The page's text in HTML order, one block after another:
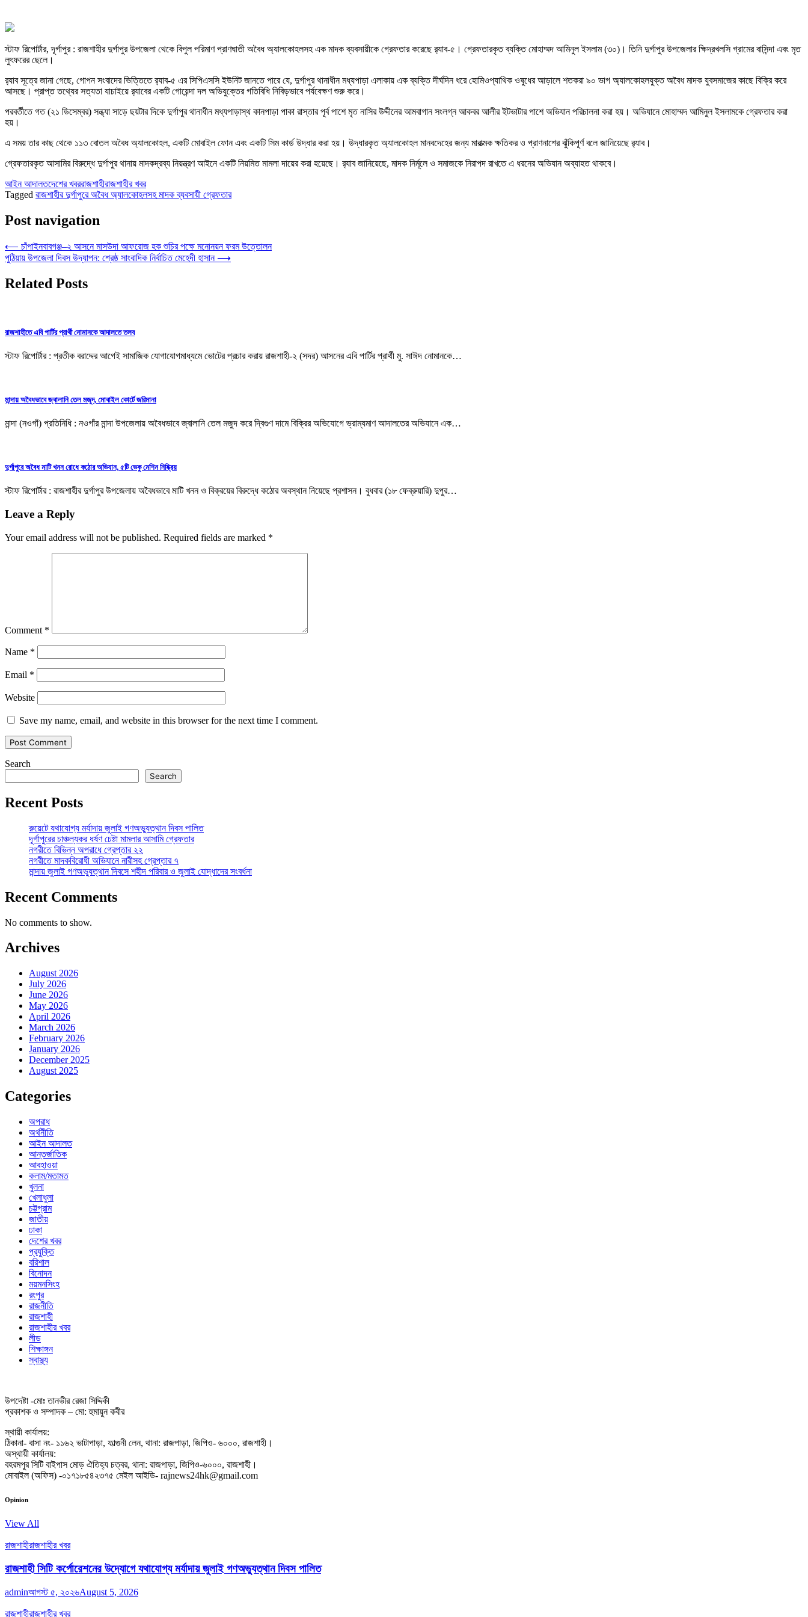
স্টাফ রিপোর্টার, দূর্গাপুর : রাজশাহীর দুর্গাপুর উপজেলা থেকে বিপুল পরিমাণ প্রাণঘাতী অবৈধ অ্যালকোহলসহ এক মাদক ব্যবসায়ীকে গ্রেফতার করেছে র‍্যাব-৫। গ্রেফতারকৃত ব্যক্তি মোহাম্মদ আমিনুল ইসলাম (৩০)। তিনি দুর্গাপুর উপজেলার ক্ষিদ্রখলসি গ্রামের বাসিন্দা এবং মৃত
লুৎফরের ছেলে।
র‍্যাব সূত্রে জানা গেছে, গোপন সংবাদের ভিত্তিতে র‍্যাব-৫ এর সিপিএসসি ইউনিট জানতে পারে যে, দুর্গাপুর থানাধীন মধ্যপাড়া এলাকায় এক ব্যক্তি দীর্ঘদিন ধরে হোমিওপ্যাথিক ওষুধের আড়ালে শতকরা ৯০ ভাগ অ্যালকোহলযুক্ত অবৈধ মাদক যুবসমাজের কাছে বিক্রি করে
আসছে। প্রাপ্ত তথ্যের সত্যতা যাচাইয়ে র‍্যাবের একটি গোয়েন্দা দল অভিযুক্তের গতিবিধি নিবিড়ভাবে পর্যবেক্ষণ শুরু করে।
পরবর্তীতে গত (২১ ডিসেম্বর) সন্ধ্যা সাড়ে ছয়টার দিকে দুর্গাপুর থানাধীন মধ্যপাড়াস্থ কানপাড়া পাকা রাস্তার পূর্ব পাশে মৃত নাসির উদ্দীনের আমবাগান সংলগ্ন আকবর আলীর ইটভাটার পাশে অভিযান পরিচালনা করা হয়। অভিযানে মোহাম্মদ আমিনুল ইসলামকে গ্রেফতার করা
হয়।
এ সময় তার কাছ থেকে ১১৩ বোতল অবৈধ অ্যালকোহল, একটি মোবাইল ফোন এবং একটি সিম কার্ড উদ্ধার করা হয়। উদ্ধারকৃত অ্যালকোহল মানবদেহের জন্য মারাত্মক ক্ষতিকর ও প্রাণনাশের ঝুঁকিপূর্ণ বলে জানিয়েছে র‍্যাব।
গ্রেফতারকৃত আসামির বিরুদ্ধে দুর্গাপুর থানায় মাদকদ্রব্য নিয়ন্ত্রণ আইনে একটি নিয়মিত মামলা দায়ের করা হয়েছে। র‍্যাব জানিয়েছে, মাদক নির্মূলে ও সমাজকে নিরাপদ রাখতে এ ধরনের অভিযান অব্যাহত থাকবে।
আইন আদালতদেশের খবররাজশাহীরাজশাহীর খবর
Tagged রাজশাহীর দুর্গাপুরে অবৈধ অ্যালকোহলসহ মাদক ব্যবসায়ী গ্রেফতার
Post navigation
⟵ চাঁপাইনবাবগঞ্জ–২ আসনে মাসউদা আফরোজ হক শুচির পক্ষে মনোনয়ন ফরম উত্তোলন
পুঠিয়ায় উপজেলা দিবস উদ্যাপন: শ্রেষ্ঠ সাংবাদিক নির্বাচিত মেহেদী হাসান ⟶
Related Posts
রাজশাহীতে এবি পার্টির প্রার্থী নোমানকে আদালতে তলব
স্টাফ রিপোর্টার : প্রতীক বরাদ্দের আগেই সামাজিক যোগাযোগমাধ্যমে ভোটের প্রচার করায় রাজশাহী-২ (সদর) আসনের এবি পার্টির প্রার্থী মু. সাঈদ নোমানকে…
মান্দায় অবৈধভাবে জ্বালানি তেল মজুদ, মোবাইল কোর্টে জরিমানা
মান্দা (নওগাঁ) প্রতিনিধি : নওগাঁর মান্দা উপজেলায় অবৈধভাবে জ্বালানি তেল মজুদ করে দ্বিগুণ দামে বিক্রির অভিযোগে ভ্রাম্যমাণ আদালতের অভিযানে এক…
দুর্গাপুরে অবৈধ মাটি খনন রোধে কঠোর অভিযান, ৫টি ভেকু মেশিন নিষ্ক্রিয়
স্টাফ রিপোর্টার : রাজশাহীর দুর্গাপুর উপজেলায় অবৈধভাবে মাটি খনন ও বিক্রয়ের বিরুদ্ধে কঠোর অবস্থান নিয়েছে প্রশাসন। বুধবার (১৮ ফেব্রুয়ারি) দুপুর…
Leave a Reply
Your email address will not be published. Required fields are marked *
Comment *
Name *
Email *
Website
Save my name, email, and website in this browser for the next time I comment.
Search
Search
Recent Posts
রুয়েটে যথাযোগ্য মর্যাদায় জুলাই গণঅভ্যুত্থান দিবস পালিত
দূর্গাপুরের চাঞ্চল্যকর ধর্ষণ চেষ্টা মামলার আসামি গ্রেফতার
নগরীতে বিভিন্ন অপরাধে গ্রেপ্তার ২২
নগরীতে মাদকবিরোধী অভিযানে নারীসহ গ্রেপ্তার ৭
মান্দায় জুলাই গণঅভ্যুত্থান দিবসে শহীদ পরিবার ও জুলাই যোদ্ধাদের সংবর্ধনা
Recent Comments
No comments to show.
Archives
August 2026
July 2026
June 2026
May 2026
April 2026
March 2026
February 2026
January 2026
December 2025
August 2025
Categories
অপরাধ
অর্থনীতি
আইন আদালত
আন্তর্জাতিক
আবহাওয়া
কলাম/মতামত
খুলনা
খেলাধুলা
চট্টগ্রাম
জাতীয়
ঢাকা
দেশের খবর
প্রযুক্তি
বরিশাল
বিনোদন
ময়মনসিংহ
রংপুর
রাজনীতি
রাজশাহী
রাজশাহীর খবর
লীড
শিক্ষাঙ্গন
স্বাস্থ্য
উপদেষ্টা -মোঃ তানভীর রেজা সিদ্দিকী
প্রকাশক ও সম্পাদক – মো: হুমায়ুন কবীর
স্থায়ী কার্যালয়:
ঠিকানা- বাসা নং- ১১৬২ ভাটাপাড়া, ফাল্গুনী লেন, থানা: রাজপাড়া, জিপিও- ৬০০০, রাজশাহী।
অস্থায়ী কার্যালয়:
বহরমপুর সিটি বাইপাস মোড় ঐতিহ্য চত্বর, থানা: রাজপাড়া, জিপিও-৬০০০, রাজশাহী।
মোবাইল (অফিস) -০১৭১৮৫৪২৩৭৫ মেইল আইডি- rajnews24hk@gmail.com
Opinion
View All
রাজশাহীরাজশাহীর খবর
রাজশাহী সিটি কর্পোরেশনের উদ্যোগে যথাযোগ্য মর্যাদায় জুলাই গণঅভ্যুত্থান দিবস পালিত
adminআগস্ট ৫, ২০২৬August 5, 2026
রাজশাহীরাজশাহীর খবর